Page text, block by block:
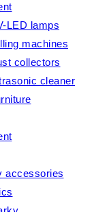
LED lamps
machines
collectors
cleaner
accessories